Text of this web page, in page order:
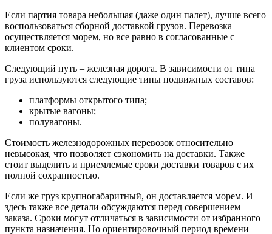
Если партия товара небольшая (даже один палет), лучше всего
воспользоваться сборной доставкой грузов. Перевозка
осуществляется морем, но все равно в согласованные с
клиентом сроки.
Следующий путь – железная дорога. В зависимости от типа
груза используются следующие типы подвижных составов:
платформы открытого типа;
крытые вагоны;
полувагоны.
Стоимость железнодорожных перевозок относительно
невысокая, что позволяет сэкономить на доставки. Также
стоит выделить и приемлемые сроки доставки товаров с их
полной сохранностью.
Если же груз крупногабаритный, он доставляется морем. И
здесь также все детали обсуждаются перед совершением
заказа. Сроки могут отличаться в зависимости от избранного
пункта назначения. Но ориентировочный период времени